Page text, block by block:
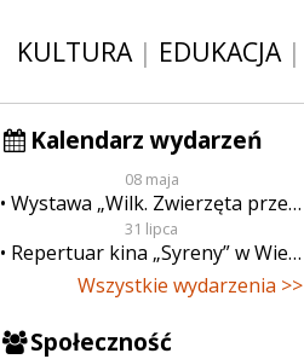
KULTURA| EDUKACJA|
Kalendarz wydarzeń
08 maja
Wystawa „Wilk. Zwierzęta przeklęte”
31 lipca
Repertuar kina „Syreny” w Wieluniu w dn. od 31 lipca do 6 sierpnia
Wszystkie wydarzenia >>
Społeczność